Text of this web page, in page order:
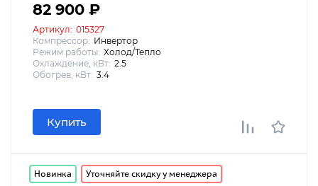
82 900 ₽
Артикул: 015327
Компрессор: Инвертор
Режим работы: Холод/Тепло
Охлаждение, кВт: 2.5
Обогрев, кВт: 3.4
Купить
Новинка Уточняйте скидку у менеджера